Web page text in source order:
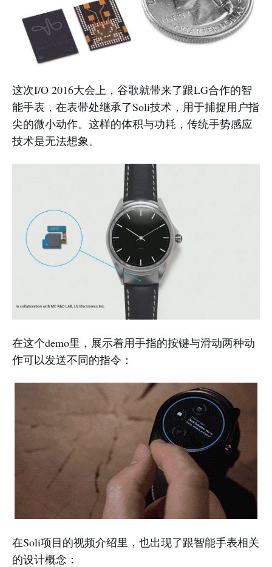
这次I/O 2016大会上，谷歌就带来了跟LG合作的智
能手表，在表带处继承了Soli技术，用于捕捉用户指
尖的微小动作。这样的体积与功耗，传统手势感应
技术是无法想象。
在这个demo里，展示着用手指的按键与滑动两种动
作可以发送不同的指令：
在Soli项目的视频介绍里，也出现了跟智能手表相关
的设计概念：